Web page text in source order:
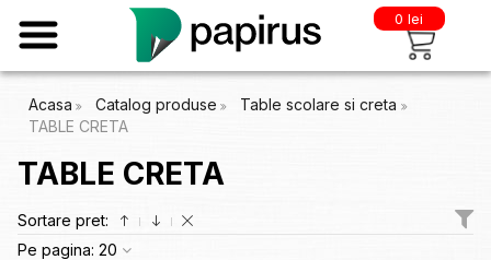
0 lei
Acasa Catalog produse
Table scolare si creta
TABLE CRETA
TABLE CRETA
Sortare pret:
Pe pagina: 20